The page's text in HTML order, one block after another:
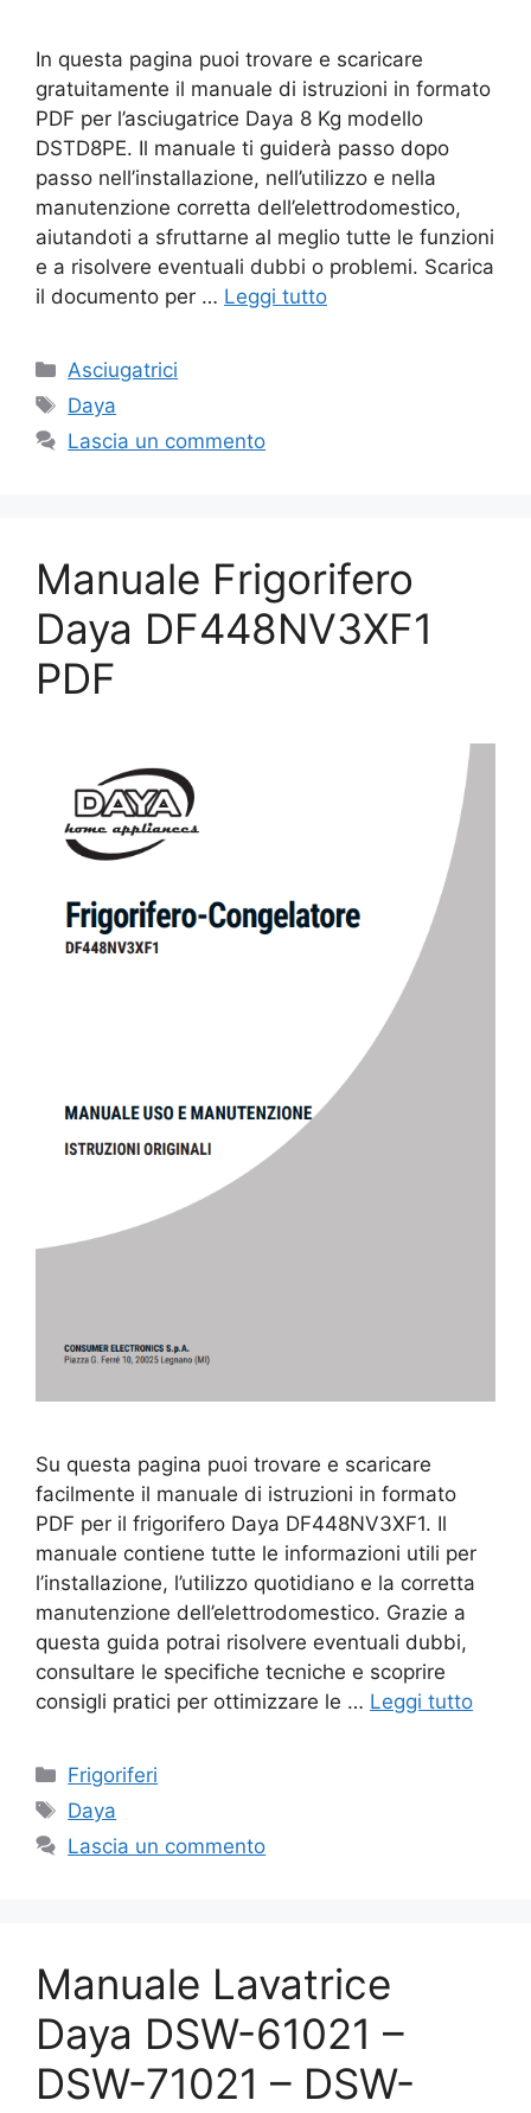
In questa pagina puoi trovare e scaricare
gratuitamente il manuale di istruzioni in formato
PDF per l’asciugatrice Daya 8 Kg modello
DSTD8PE. Il manuale ti guiderà passo dopo
passo nell’installazione, nell’utilizzo e nella
manutenzione corretta dell’elettrodomestico,
aiutandoti a sfruttarne al meglio tutte le funzioni
e a risolvere eventuali dubbi o problemi. Scarica
il documento per … Leggi tutto
Categorie
Asciugatrici
Tag
Daya
Lascia un commento
Manuale Frigorifero
Daya DF448NV3XF1
PDF
Su questa pagina puoi trovare e scaricare
facilmente il manuale di istruzioni in formato
PDF per il frigorifero Daya DF448NV3XF1. Il
manuale contiene tutte le informazioni utili per
l’installazione, l’utilizzo quotidiano e la corretta
manutenzione dell’elettrodomestico. Grazie a
questa guida potrai risolvere eventuali dubbi,
consultare le specifiche tecniche e scoprire
consigli pratici per ottimizzare le … Leggi tutto
Categorie
Frigoriferi
Tag
Daya
Lascia un commento
Manuale Lavatrice
Daya DSW-61021 –
DSW-71021 – DSW-